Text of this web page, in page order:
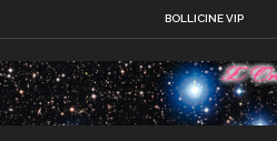
BOLLICINE VIP